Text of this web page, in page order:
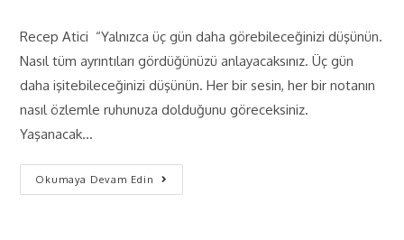
Recep Atici “Yalnızca üç gün daha görebileceğinizi düşünün.
Nasıl tüm ayrıntıları gördüğünüzü anlayacaksınız. Üç gün
daha işitebileceğinizi düşünün. Her bir sesin, her bir notanın
nasıl özlemle ruhunuza dolduğunu göreceksiniz.
Yaşanacak…
Okumaya Devam Edin